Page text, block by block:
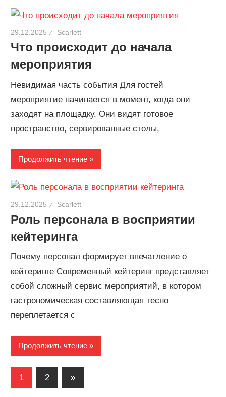
29.12.2025 Scarlett
Что происходит до начала
мероприятия
Невидимая часть события Для гостей
мероприятие начинается в момент, когда они
заходят на площадку. Они видят готовое
пространство, сервированные столы,
Продолжить чтение
29.12.2025 Scarlett
Роль персонала в восприятии
кейтеринга
Почему персонал формирует впечатление о
кейтеринге Современный кейтеринг представляет
собой сложный сервис мероприятий, в котором
гастрономическая составляющая тесно
переплетается с
Продолжить чтение
Пагинация
1 2
Следующие
записи
»